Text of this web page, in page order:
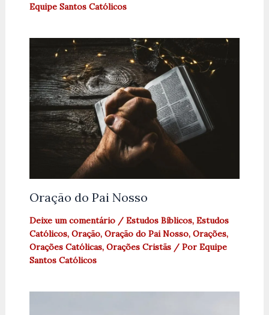
Equipe Santos Católicos
Oração do Pai Nosso
Deixe um comentário / Estudos Bíblicos, Estudos
Católicos, Oração, Oração do Pai Nosso, Orações,
Orações Católicas, Orações Cristãs/ Por Equipe
Santos Católicos